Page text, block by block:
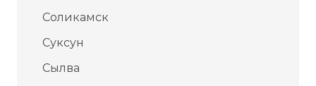
Соликамск
Суксун
Сылва